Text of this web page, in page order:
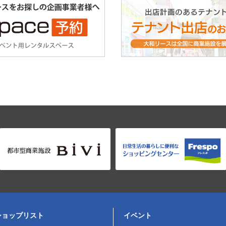
ップリスト イベント